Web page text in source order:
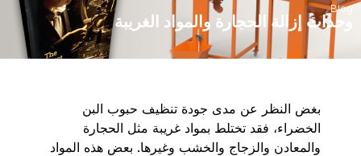
Blog
وحدات إزالة الحجارة والمواد الغريبة
بغض النظر عن مدى جودة تنظيف حبوب البن
الخضراء، فقد تختلط بمواد غريبة مثل الحجارة
والمعادن والزجاج والخشب وغيرها. بعض هذه المواد